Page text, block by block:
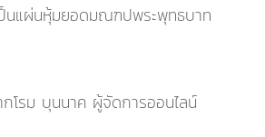
นแผ่นหุ้มยอดมณฑปพระพุทธบาท
โรม บุนนาค ผู้จัดการออนไลน์